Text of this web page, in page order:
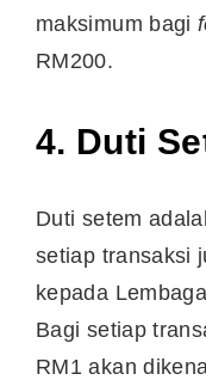
maksimum bagi
RM200.
4. Duti
Duti setem
setiap transaksi
kepada
Bagi setiap
RM1 akan